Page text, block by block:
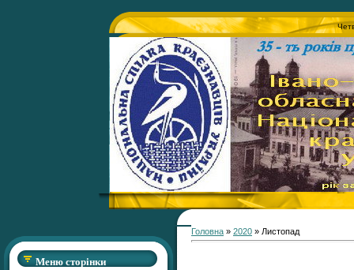
Меню сторінки
Головна » 2020 » Листопад